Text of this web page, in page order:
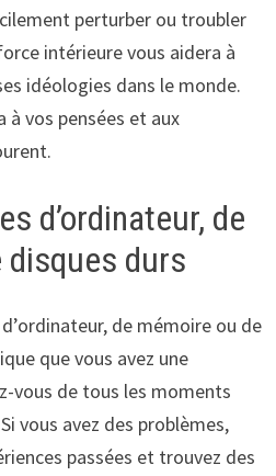
perturber ou troubler
intérieure vous aidera à
idéologies dans le monde.
à vos pensées et aux
d’ordinateur, de
disques durs
de mémoire ou de
que vous avez une
vous de tous les moments
vous avez des problèmes,
passées et trouvez des